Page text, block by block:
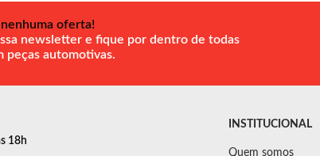
oferta!
newsletter e fique por dentro de todas
peças automotivas.
18h
INSTITUCIONAL
Quem somos